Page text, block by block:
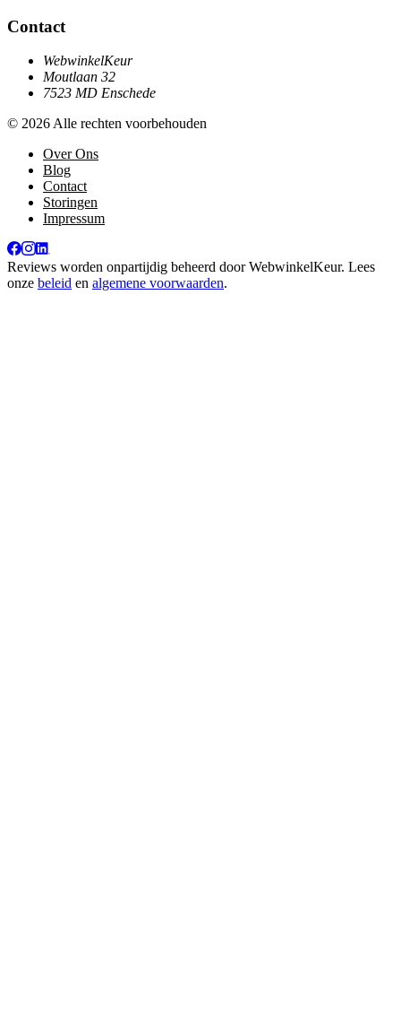
Contact
WebwinkelKeur
Moutlaan 32
7523 MD Enschede
© 2026 Alle rechten voorbehouden
Over Ons
Blog
Contact
Storingen
Impressum
Reviews worden onpartijdig beheerd doorWebwinkelKeur. Lees
onze beleid en algemene voorwaarden.